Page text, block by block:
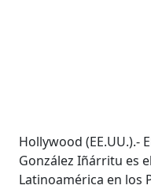
Hollywood (EE.UU.).-
González Iñárritu es
Latinoamérica en los